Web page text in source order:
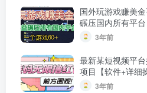
国外玩游戏赚美
碾压国内所有平台
3年前
最新某短视频平
项目【软件+详细
3年前